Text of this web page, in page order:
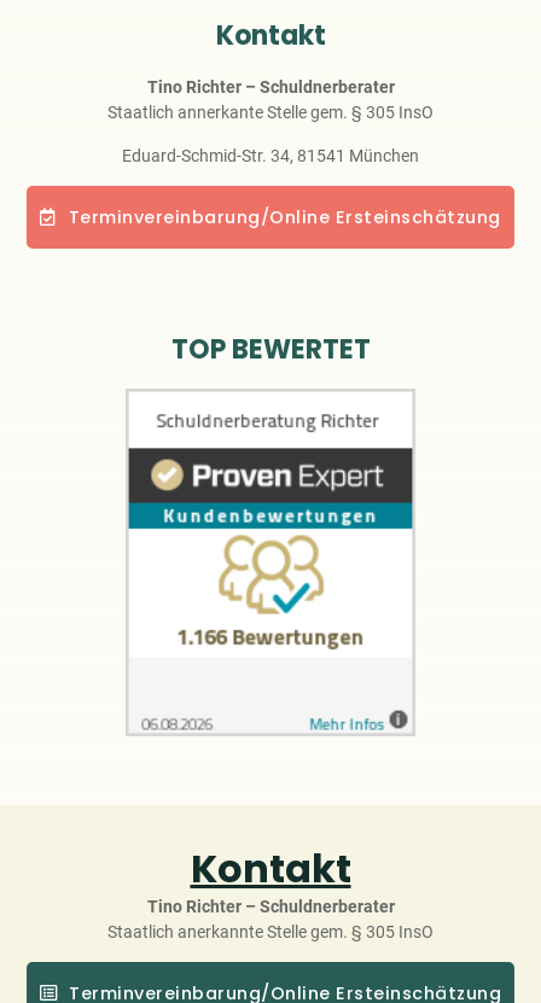
Kontakt
Tino Richter – Schuldnerberater
Staatlich annerkante Stelle gem. § 305 InsO
Eduard-Schmid-Str. 34, 81541 München
Terminvereinbarung/Online Ersteinschätzung
TOP BEWERTET
Kontakt
Tino Richter – Schuldnerberater
Staatlich anerkannte Stelle gem. § 305 InsO
Terminvereinbarung/Online Ersteinschätzung